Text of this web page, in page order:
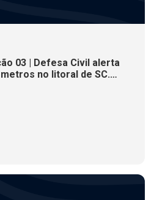
03 | Defesa Civil alerta
no litoral de SC.